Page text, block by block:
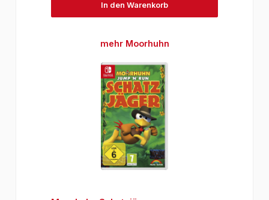
In den Warenkorb
Produktgalerie überspringen
mehr Moorhuhn